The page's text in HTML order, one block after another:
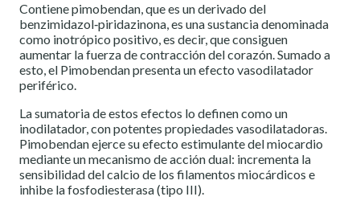
Contiene pimobendan, que es un derivado del
benzimidazol‐piridazinona, es una sustancia denominada
como inotrópico positivo, es decir, que consiguen
aumentar la fuerza de contracción del corazón. Sumado a
esto, el Pimobendan presenta un efecto vasodilatador
periférico.
La sumatoria de estos efectos lo definen como un
inodilatador, con potentes propiedades vasodilatadoras.
Pimobendan ejerce su efecto estimulante del miocardio
mediante un mecanismo de acción dual: incrementa la
sensibilidad del calcio de los filamentos miocárdicos e
inhibe la fosfodiesterasa (tipo III).